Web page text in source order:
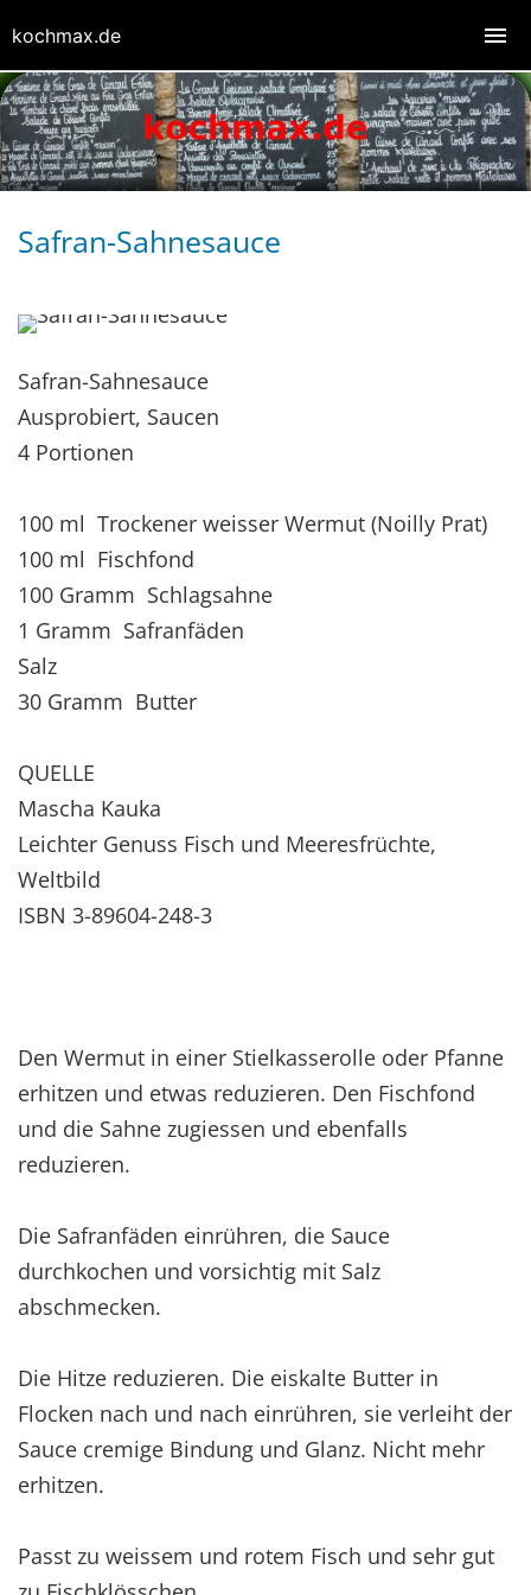
Safran-Sahnesauce
Safran-Sahnesauce
Ausprobiert, Saucen
4 Portionen
100 ml Trockener weisser Wermut (Noilly Prat)
100 ml Fischfond
100 Gramm Schlagsahne
1 Gramm Safranfäden
Salz
30 Gramm Butter
QUELLE
Mascha Kauka
Leichter Genuss Fisch und Meeresfrüchte,
Weltbild
ISBN 3-89604-248-3
Den Wermut in einer Stielkasserolle oder Pfanne
erhitzen und etwas reduzieren. Den Fischfond
und die Sahne zugiessen und ebenfalls
reduzieren.
Die Safranfäden einrühren, die Sauce
durchkochen und vorsichtig mit Salz
abschmecken.
Die Hitze reduzieren. Die eiskalte Butter in
Flocken nach und nach einrühren, sie verleiht der
Sauce cremige Bindung und Glanz. Nicht mehr
erhitzen.
Passt zu weissem und rotem Fisch und sehr gut
kochmax.de